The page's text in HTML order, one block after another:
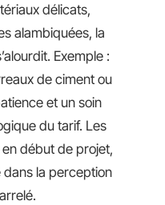
délicats,
alambiquées, la
Exemple :
de ciment ou
et un soin
du tarif. Les
début de projet,
la perception